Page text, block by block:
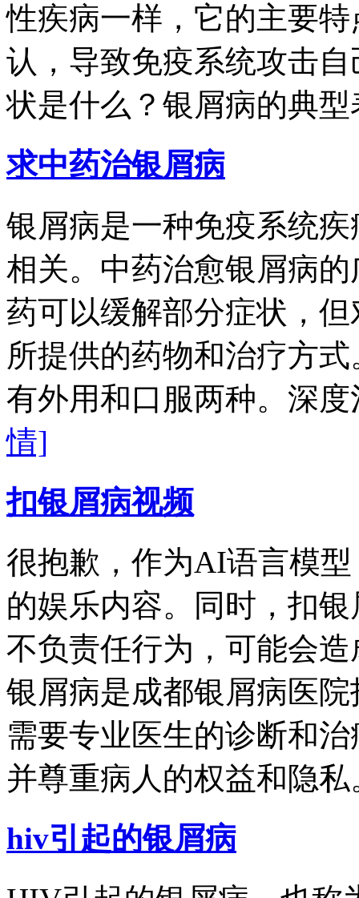
性疾病一样，它的主要
认，导致免疫系统攻击
状是什么？银屑病的典
求中药治银屑病
银屑病是一种免疫系统
相关。中药治愈银屑病
药可以缓解部分症状，
所提供的药物和治疗方
有外用和口服两种。深
情]
扣银屑病视频
很抱歉，作为AI语言模
的娱乐内容。同时，扣
不负责任行为，可能会
银屑病是成都银屑病医
需要专业医生的诊断和
并尊重病人的权益和隐私
hiv引起的银屑病